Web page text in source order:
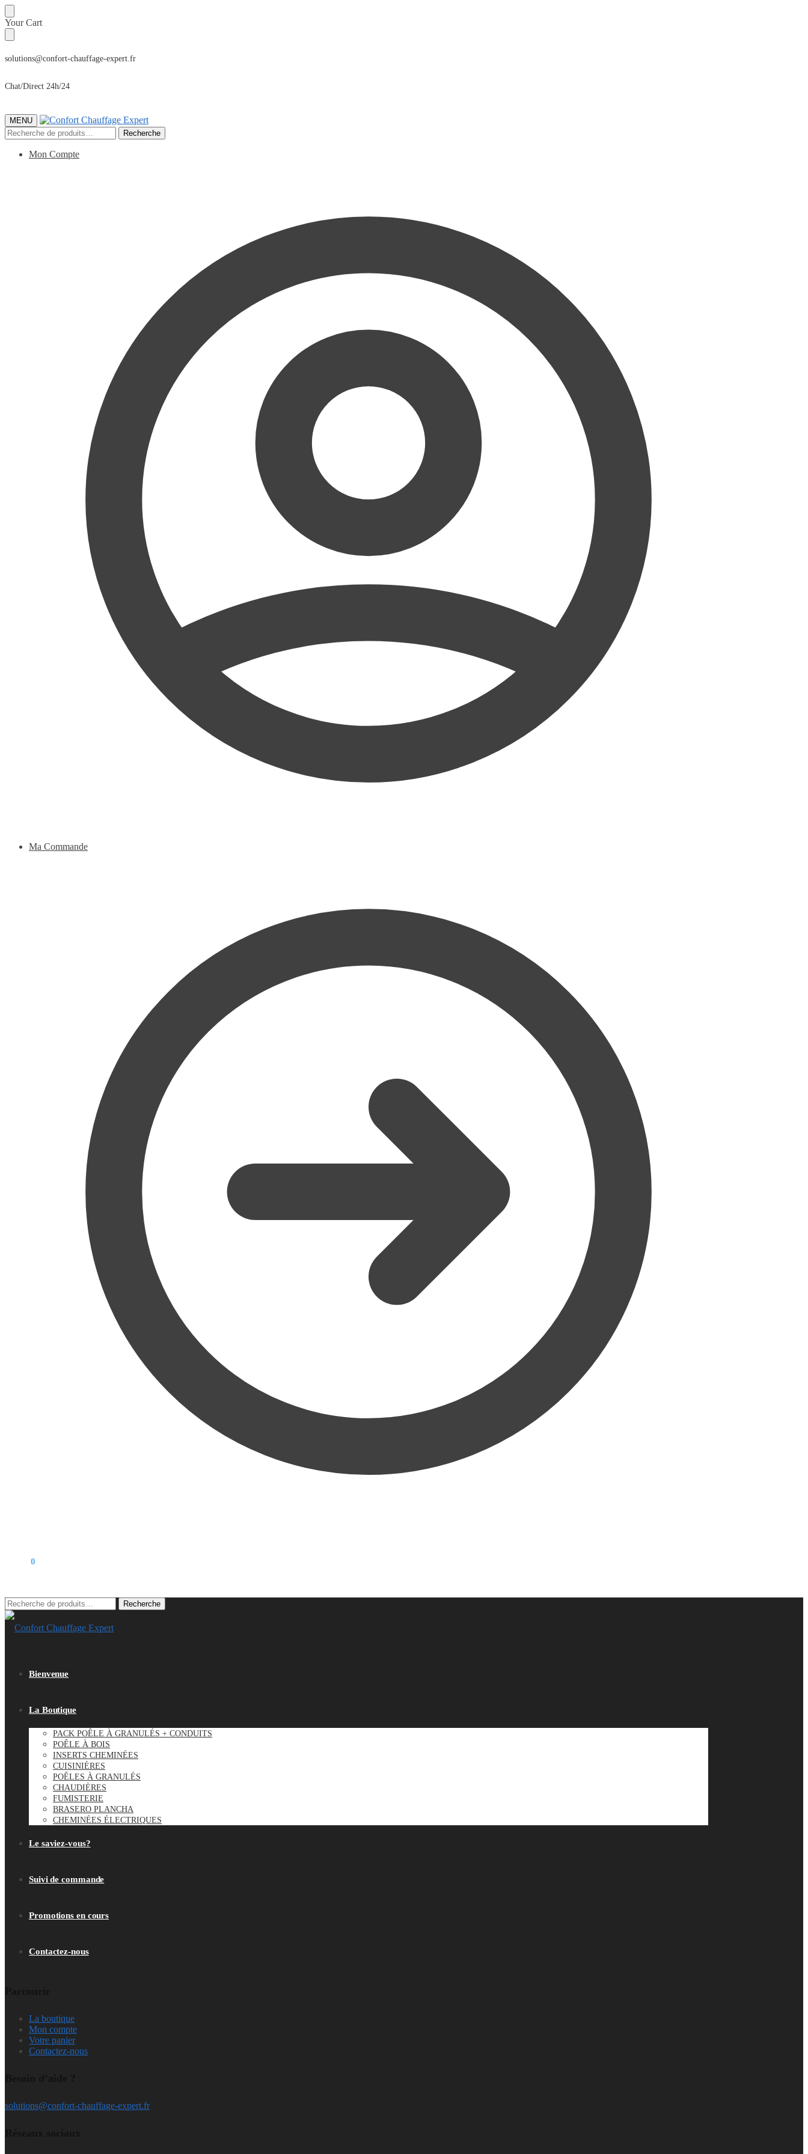
Sauter
à
la
navigation
Skip
to
content
Your Cart
solutions@confort-chauffage-expert.fr
Chat/Direct 24h/24
MENU
Recherche
pour :
Recherche
Mon Compte
Ma Commande
0
Recherche
pour :
Recherche
Bienvenue
La Boutique
PACK POÊLE À GRANULÉS + CONDUITS
POÊLE À BOIS
INSERTS CHEMINÉES
CUISINIÈRES
POÊLES À GRANULÉS
CHAUDIÈRES
FUMISTERIE
BRASERO PLANCHA
CHEMINÉES ÉLECTRIQUES
Le saviez-vous?
Suivi de commande
Promotions en cours
Contactez-nous
La boutique
Mon compte
Votre panier
Contactez-nous
solutions@confort-chauffage-expert.fr